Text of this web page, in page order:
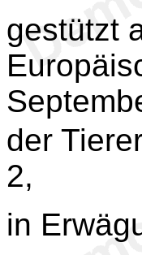
gestützt
der
2,
in